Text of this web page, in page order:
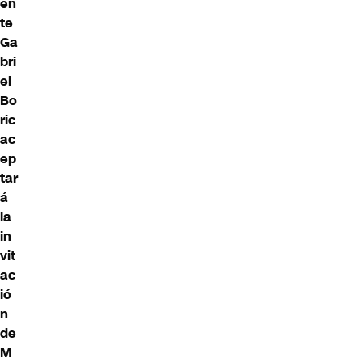
te
Ga
bri
el
Bo
ric
ac
ep
tar
á
la
in
vit
ac
ió
n
de
M